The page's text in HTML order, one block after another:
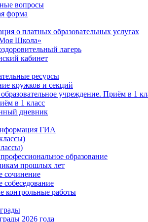
вопросы
форма
о платных образовательных услугах
Школа»
лагерь
кабинет
ресурсы
кружков и секций
учреждение. Приём в 1
в 1 класс
дневник
ГИА
образование
прошлых лет
сочинение
собеседование
контрольные работы
2026 года